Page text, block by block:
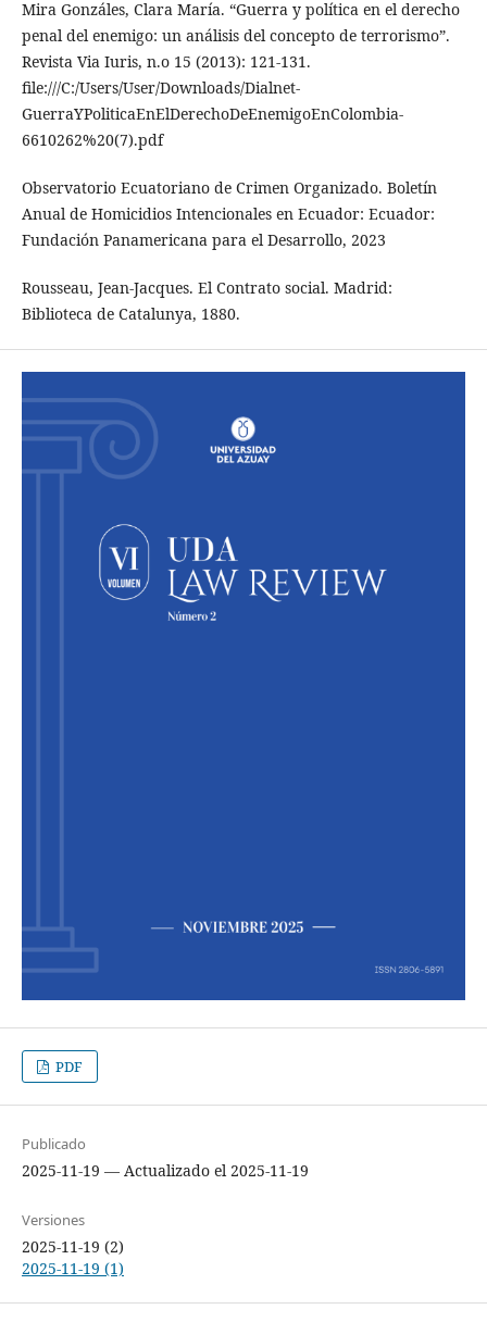
Mira Gonzáles, Clara María. “Guerra y política en el derecho
penal del enemigo: un análisis del concepto de terrorismo”.
Revista Via Iuris, n.o 15 (2013): 121-131.
file:///C:/Users/User/Downloads/Dialnet-
GuerraYPoliticaEnElDerechoDeEnemigoEnColombia-
6610262%20(7).pdf
Observatorio Ecuatoriano de Crimen Organizado. Boletín
Anual de Homicidios Intencionales en Ecuador: Ecuador:
Fundación Panamericana para el Desarrollo, 2023
Rousseau, Jean-Jacques. El Contrato social. Madrid:
Biblioteca de Catalunya, 1880.
PDF
Publicado
2025-11-19 — Actualizado el 2025-11-19
Versiones
2025-11-19 (2)
2025-11-19 (1)